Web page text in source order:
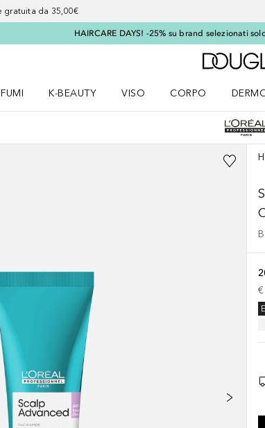
da 35,00€
HAIRCARE DAYS! -25% su brand selezionati
K-BEAUTY
VISO
CORPO